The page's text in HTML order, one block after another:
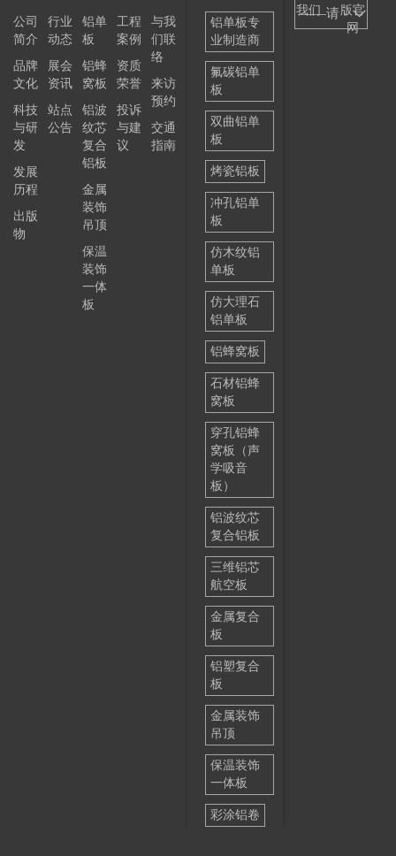
公司
简介
品牌
文化
科技
与研
发
发展
历程
出版
物
行业
动态
展会
资讯
站点
公告
铝单
板
铝蜂
窝板
铝波
纹芯
复合
铝板
金属
装饰
吊顶
保温
装饰
一体
板
工程
案例
资质
荣誉
投诉
与建
议
与我
们联
络
来访
预约
交通
指南
铝单板专
业制造商
氟碳铝单
板
双曲铝单
板
烤瓷铝板
冲孔铝单
板
仿木纹铝
单板
仿大理石
铝单板
铝蜂窝板
石材铝蜂
窝板
穿孔铝蜂
窝板（声
学吸音
板）
铝波纹芯
复合铝板
三维铝芯
航空板
金属复合
板
铝塑复合
板
金属装饰
吊顶
保温装饰
一体板
彩涂铝卷
我们
版官
网
——请